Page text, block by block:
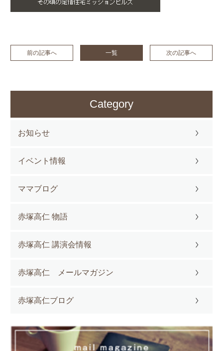
前の記事へ 一覧 次の記事へ
Category
お知らせ
イベント情報
ママブログ
赤塚高仁 物語
赤塚高仁 講演会情報
赤塚高仁 メールマガジン
赤塚高仁ブログ